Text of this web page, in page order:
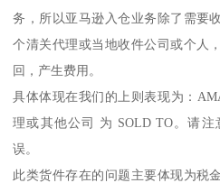
务，所以亚马逊入仓业务除了需要
个清关代理或当地收件公司或个人
回，产生费用。
具体体现在我们的上则表现为：
理或其他公司 为 SOLD TO。请
误。
此类货件存在的问题主要体现为税